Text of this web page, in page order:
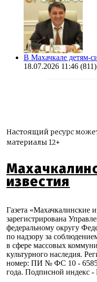
В Махачкале детям-
18.07.2026 11:46 (811)
Настоящий ресурс
материалы 12+
известия
Газета «Махачкалинские
зарегистрирована
федеральному округу
по надзору за
в сфере массовых
культурного наследия.
номер: ПИ № ФС 10 - 6585
года. Подписной индекс